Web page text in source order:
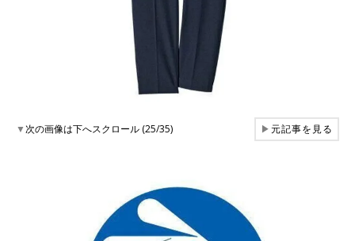
▼次の画像は下へスクロール (25/35) ▶元記事を見る